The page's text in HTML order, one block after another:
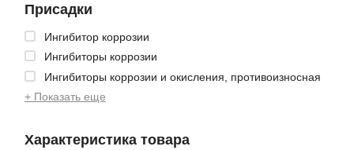
Присадки
Ингибитор коррозии
Ингибиторы коррозии
Ингибиторы коррозии и окисления, противоизносная
+ Показать еще
Характеристика товара